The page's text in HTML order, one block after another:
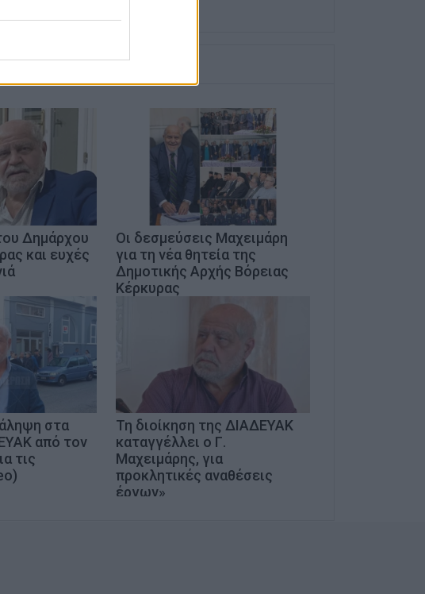
Δημάρχου
και ευχές
Οι δεσμεύσεις Μαχειμάρη
για τη νέα θητεία της
Δημοτικής Αρχής Βόρειας
Κέρκυρας
στα
από τον
τις
Τη διοίκηση της ΔΙΑΔΕΥΑΚ
καταγγέλλει ο Γ.
Μαχειμάρης, για
προκλητικές αναθέσεις
έργων»